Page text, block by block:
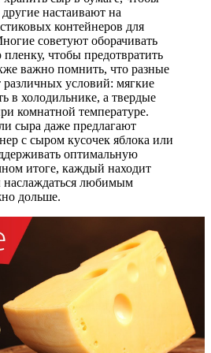
настаивают на
контейнеров для
советуют оборачивать
чтобы предотвратить
важно помнить, что разные
условий: мягкие
в холодильнике, а твердые
комнатной температуре.
сыра даже предлагают
с сыром кусочек яблока или
оптимальную
итоге, каждый находит
наслаждаться любимым
дольше.